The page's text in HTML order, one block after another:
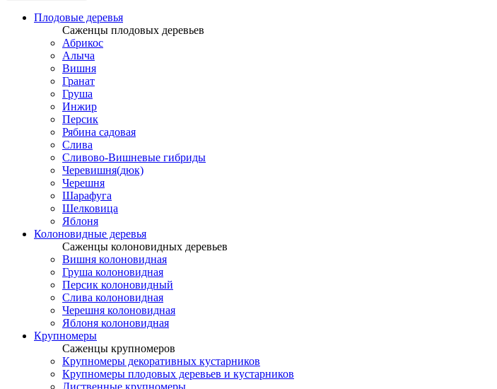
Плодовые деревья
Саженцы плодовых деревьев
Абрикос
Алыча
Вишня
Гранат
Груша
Инжир
Персик
Рябина садовая
Слива
Сливово-Вишневые гибриды
Черевишня(дюк)
Черешня
Шарафуга
Шелковица
Яблоня
Колоновидные деревья
Саженцы колоновидных деревьев
Вишня колоновидная
Груша колоновидная
Персик колоновидный
Слива колоновидная
Черешня колоновидная
Яблоня колоновидная
Крупномеры
Саженцы крупномеров
Крупномеры декоративных кустарников
Крупномеры плодовых деревьев и кустарников
Лиственные крупномеры